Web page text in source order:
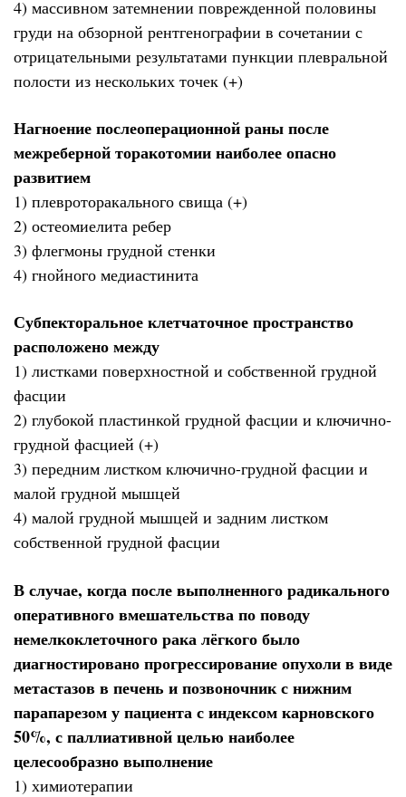
4) массивном затемнении поврежденной половины
груди на обзорной рентгенографии в сочетании с
отрицательными результатами пункции плевральной
полости из нескольких точек (+)
Нагноение послеоперационной раны после
межреберной торакотомии наиболее опасно
развитием
1) плевроторакального свища (+)
2) остеомиелита ребер
3) флегмоны грудной стенки
4) гнойного медиастинита
Субпекторальное клетчаточное пространство
расположено между
1) листками поверхностной и собственной грудной
фасции
2) глубокой пластинкой грудной фасции и ключично-
грудной фасцией (+)
3) передним листком ключично-грудной фасции и
малой грудной мышцей
4) малой грудной мышцей и задним листком
собственной грудной фасции
В случае, когда после выполненного радикального
оперативного вмешательства по поводу
немелкоклеточного рака лёгкого было
диагностировано прогрессирование опухоли в виде
метастазов в печень и позвоночник с нижним
парапарезом у пациента с индексом карновского
50%, с паллиативной целью наиболее
целесообразно выполнение
1) химиотерапии